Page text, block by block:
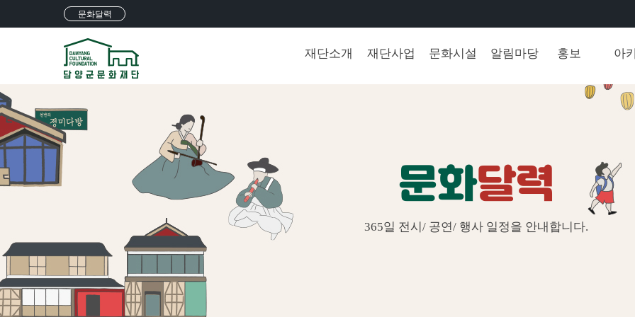
문화달력
재단소개 재단사업 문화시설 알림마당 홍보 아
문화달력
365일 전시/ 공연/ 행사 일정을 안내합니다.